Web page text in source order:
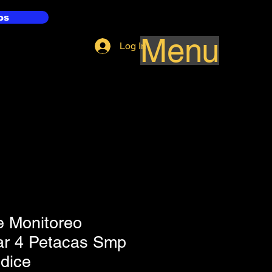
Menu
Log In
Monitoreo
4 Petacas Smp